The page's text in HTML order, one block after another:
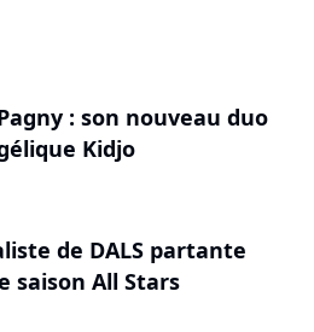
: son nouveau duo
Kidjo
de DALS partante
saison All Stars